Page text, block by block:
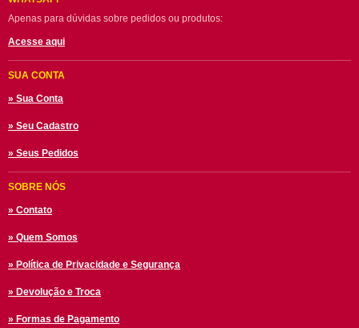
Apenas para dúvidas sobre pedidos ou produtos:
Acesse aqui
SUA CONTA
» Sua Conta
» Seu Cadastro
» Seus Pedidos
SOBRE NÓS
» Contato
» Quem Somos
» Política de Privacidade e Segurança
» Devolução e Troca
» Formas de Pagamento